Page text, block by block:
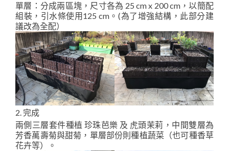
單層：分成兩區塊，尺寸各為 25 cm x 200 cm，以簡配
組裝，引水條使用125 cm。(為了增強結構，此部分建
議改為全配）
2. 完成
兩側三層套件種植 珍珠芭樂 及 虎頭茉莉，中間雙層為
芳香萬壽菊與甜菊，單層部份則種植蔬菜（也可種香草
花卉等）。